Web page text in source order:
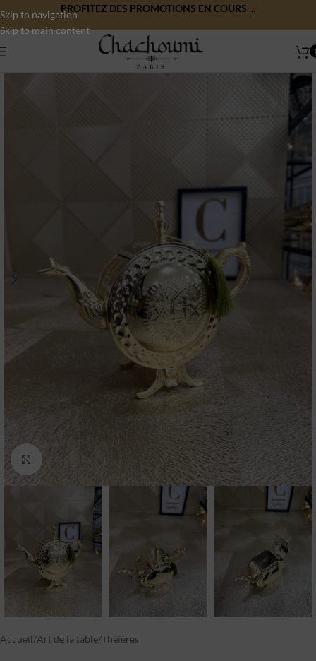
Skip to navigation
Skip to main content
PROFITEZ DES PROMOTIONS EN COURS ...
Click to enlarge
Accueil/Art de la table/Théières